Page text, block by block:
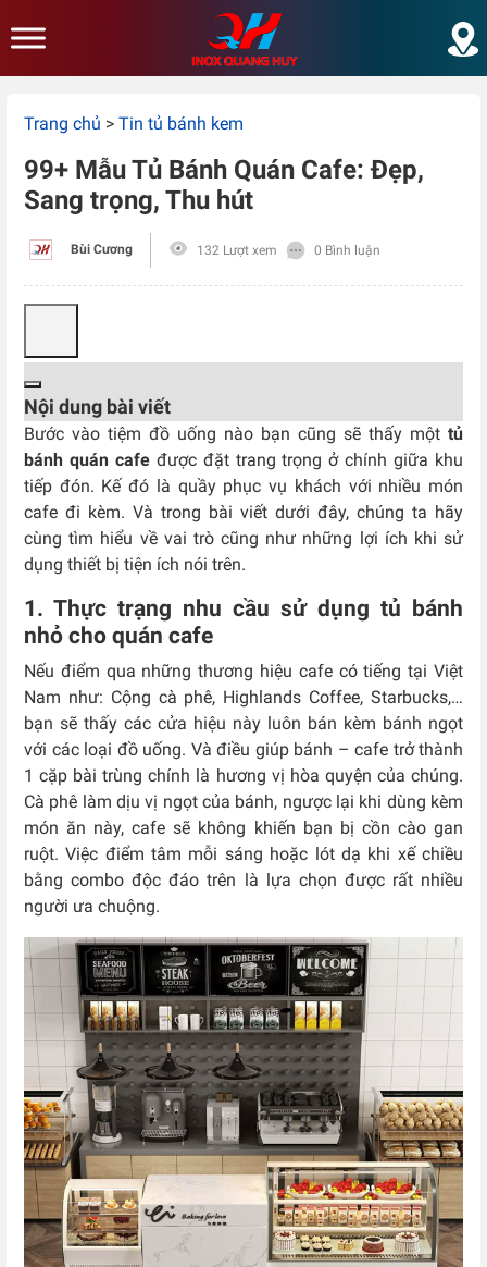
Trang chủ > Tin tủ bánh kem
99+ Mẫu Tủ Bánh Quán Cafe: Đẹp,
Sang trọng, Thu hút
Bùi Cương 132 Lượt xem 0 Bình luận
Nội dung bài viết
Bước vào tiệm đồ uống nào bạn cũng sẽ thấy một tủ
bánh quán cafeđược đặt trang trọng ở chính giữa khu
tiếp đón. Kế đó là quầy phục vụ khách với nhiều món
cafe đi kèm. Và trong bài viết dưới đây, chúng ta hãy
cùng tìm hiểu về vai trò cũng như những lợi ích khi sử
dụng thiết bị tiện ích nói trên.
1. Thực trạng nhu cầu sử dụng tủ bánh
nhỏ cho quán cafe
Nếu điểm qua những thương hiệu cafe có tiếng tại Việt
Nam như: Cộng cà phê, Highlands Coffee, Starbucks,…
bạn sẽ thấy các cửa hiệu này luôn bán kèm bánh ngọt
với các loại đồ uống. Và điều giúp bánh – cafe trở thành
1 cặp bài trùng chính là hương vị hòa quyện của chúng.
Cà phê làm dịu vị ngọt của bánh, ngược lại khi dùng kèm
món ăn này, cafe sẽ không khiến bạn bị cồn cào gan
ruột. Việc điểm tâm mỗi sáng hoặc lót dạ khi xế chiều
bằng combo độc đáo trên là lựa chọn được rất nhiều
người ưa chuộng.